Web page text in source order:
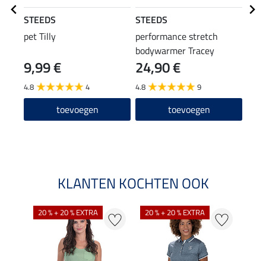
STEEDS
pet Tilly
9,99 €
4.8 4
toevoegen
STEEDS
performance stretch
bodywarmer Tracey
24,90 €
4.8 9
toevoegen
KLANTEN KOCHTEN OOK
20 % + 20 % EXTRA 20 % + 20 % EXTRA